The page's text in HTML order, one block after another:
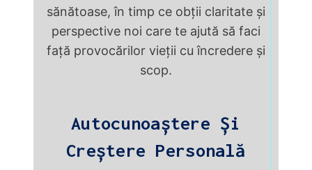
sănătoase, în timp ce obții claritate și
perspective noi care te ajută să faci
față provocărilor vieții cu încredere și
scop.
Autocunoaștere Și
Creștere Personală